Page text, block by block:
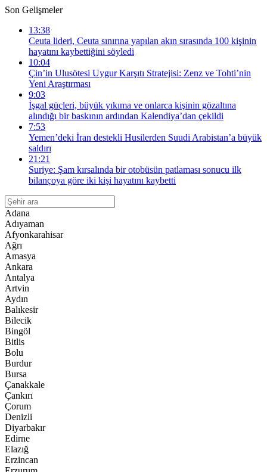
Son Gelişmeler
13:38
Ceuta lideri, Ceuta sınırına yapılan akın sırasında 100 kişinin
hayatını kaybettiğini söyledi
10:04
Çin’in Ulusötesi Uygur Karşıtı Stratejisi: Zenz ve Tohti’nin
Yeni Araştırması
9:03
İşgal güçleri, büyük yıkıma ve onlarca kişinin gözaltına
alındığı bir baskının ardından Kalendiya’dan çekildi
7:53
Yemen’deki İran destekli Husilerden Suudi Arabistan’a büyük
saldırı
21:21
Suriye: Şam kırsalında bir otobüsün patlaması sonucu ilk
bilançoya göre iki kişi hayatını kaybetti
Adana
Adıyaman
Afyonkarahisar
Ağrı
Amasya
Ankara
Antalya
Artvin
Aydın
Balıkesir
Bilecik
Bingöl
Bitlis
Bolu
Burdur
Bursa
Çanakkale
Çankırı
Çorum
Denizli
Diyarbakır
Edirne
Elazığ
Erzincan